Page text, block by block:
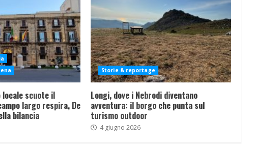
locale scuote il
largo respira, De
bilancia
Storie & reportage
Longi, dove i Nebrodi diventano
avventura: il borgo che punta sul
turismo outdoor
4 giugno 2026